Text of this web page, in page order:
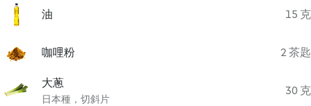
油 15 克
咖哩粉 2 茶匙
大蔥
日本種，切斜片
30 克